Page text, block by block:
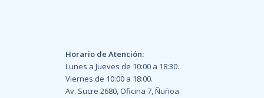
Horario de Atención:
Lunes a Jueves de 10:00 a 18:30.
Viernes de 10:00 a 18:00.
Av. Sucre 2680, Oficina 7, Ñuñoa.